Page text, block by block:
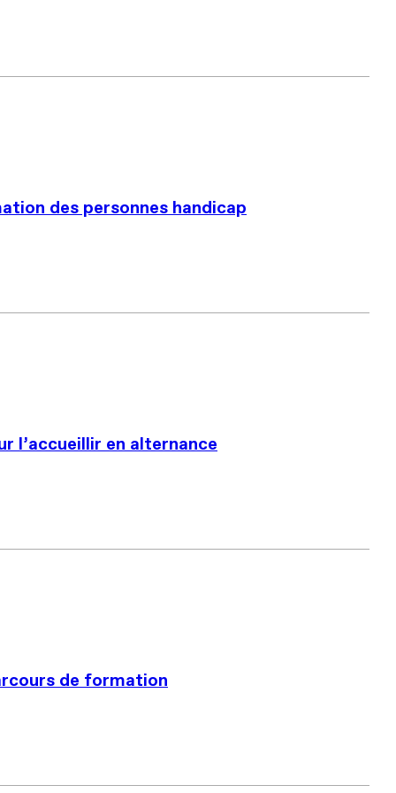
des personnes handicap
l’accueillir en alternance
de formation